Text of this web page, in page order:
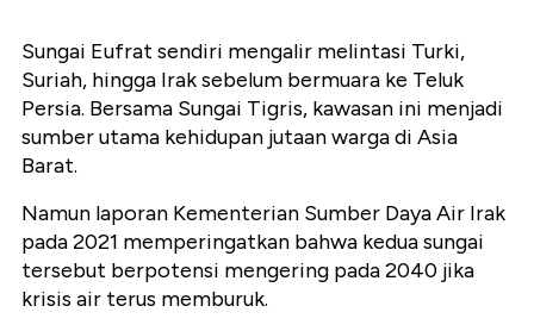
Sungai Eufrat sendiri mengalir melintasi Turki,
Suriah, hingga Irak sebelum bermuara ke Teluk
Persia. Bersama Sungai Tigris, kawasan ini menjadi
sumber utama kehidupan jutaan warga di Asia
Barat.
Namun laporan Kementerian Sumber Daya Air Irak
pada 2021 memperingatkan bahwa kedua sungai
tersebut berpotensi mengering pada 2040 jika
krisis air terus memburuk.